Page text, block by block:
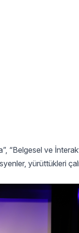
“Belgesel ve
yürüttükleri